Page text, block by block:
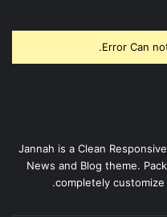
Error Can
Jannah is a Clean
News and Blog theme.
completely